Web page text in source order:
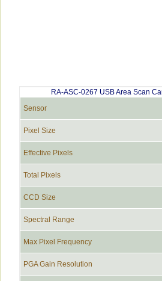
RA-ASC-0267 USB Area Scan
Sensor
Pixel Size
Effective Pixels
Total Pixels
CCD Size
Spectral Range
Max Pixel Frequency
PGA Gain Resolution